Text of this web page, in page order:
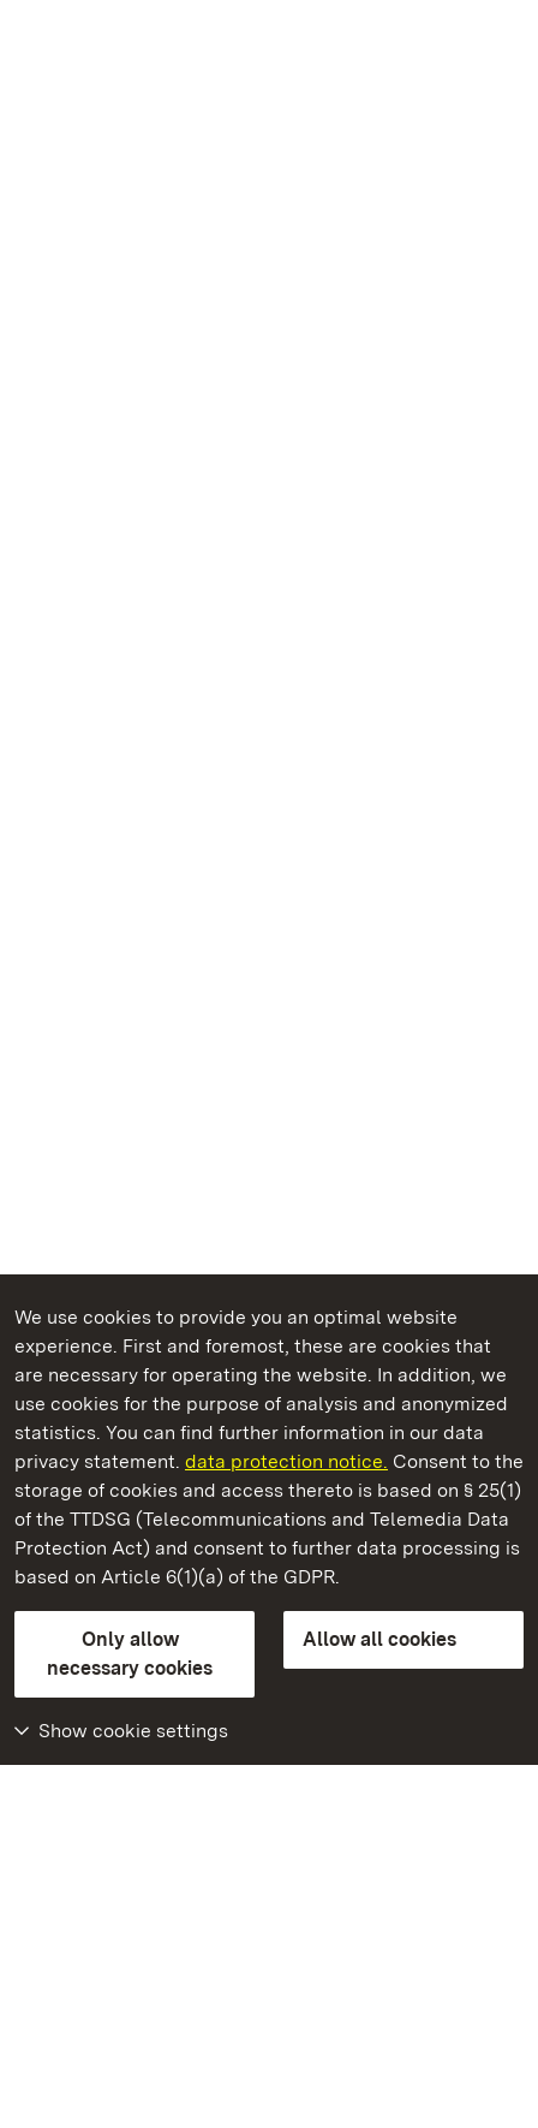
We use cookies to provide you an optimal website
experience. First and foremost, these are cookies that
are necessary for operating the website. In addition, we
use cookies for the purpose of analysis and anonymized
statistics. You can find further information in our data
privacy statement. data protection notice. Consent to the
storage of cookies and access thereto is based on § 25(1)
of the TTDSG (Telecommunications and Telemedia Data
Protection Act) and consent to further data processing is
based on Article 6(1)(a) of the GDPR.
Only allow
necessary cookies
Allow all cookies
Show cookie settings
State Palaces and Gardens of Baden-Wuerttemberg
Staatliche Schlösser und Gärten Baden‑Württemberg
State Palaces and Gardens of Baden-Wuerttemberg
Contact usFAQMasthead
Declaration on barrier-free access
BITV-konform (geprüfte Seiten)